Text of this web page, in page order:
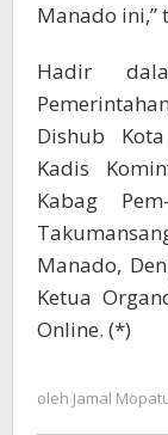
Manado ini,”
Hadir
Dishub
Kadis
Kabag
Manado,
Ketua
Online. (*)
oleh Jamal